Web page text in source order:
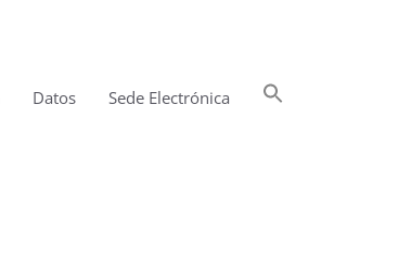
Datos Sede Electrónica